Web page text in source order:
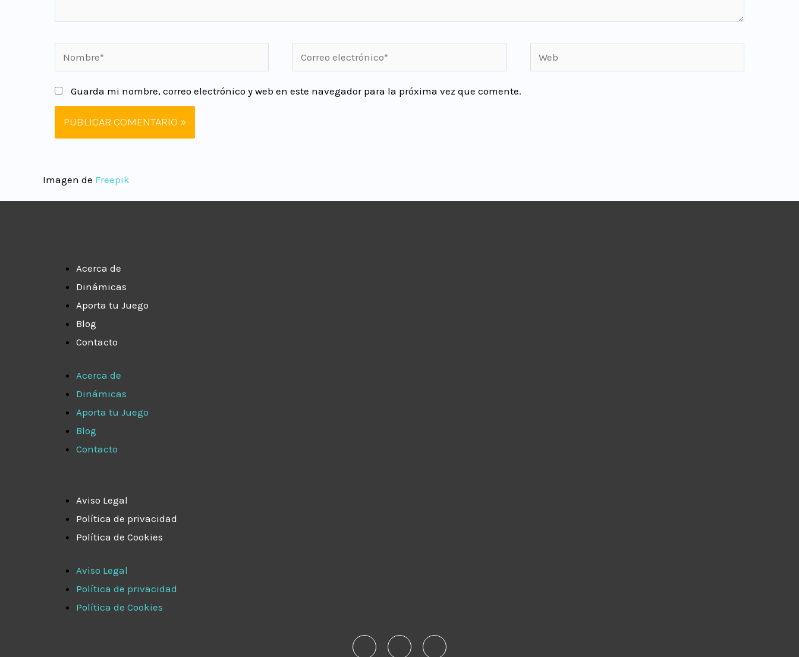
Guarda mi nombre, correo electrónico y web en este navegador para la próxima vez que comente.
Imagen de Freepik
Acerca de
Dinámicas
Aporta tu Juego
Blog
Contacto
Acerca de
Dinámicas
Aporta tu Juego
Blog
Contacto
Aviso Legal
Política de privacidad
Política de Cookies
Aviso Legal
Política de privacidad
Política de Cookies